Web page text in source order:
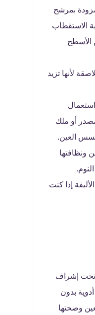
بمرشح
الاستقطاب
الأسطح
لأنها تزيد
أو ملك
العين.
ونظافتها
إذا كنت
تحت إشراف
بدون
وصحتها